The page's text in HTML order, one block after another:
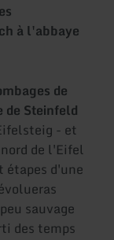
à l'abbaye
de
de Steinfeld
- et
de l'Eifel
étapes d'une
sauvage
des temps